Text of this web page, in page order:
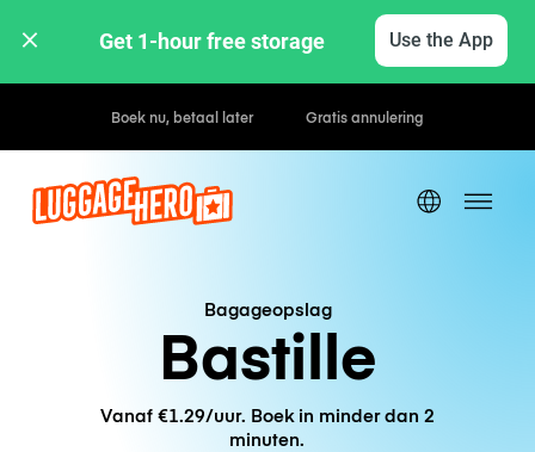
Get 1-hour free storage Use the App
Bagageopslag
Bastille
Vanaf €1.29/uur. Boek in minder dan 2
minuten.